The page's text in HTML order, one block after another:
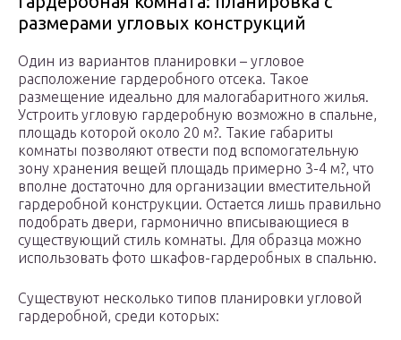
размерами угловых конструкций
Один из вариантов планировки – угловое
расположение гардеробного отсека. Такое
размещение идеально для малогабаритного жилья.
Устроить угловую гардеробную возможно в спальне,
площадь которой около 20 м?. Такие габариты
комнаты позволяют отвести под вспомогательную
зону хранения вещей площадь примерно 3-4 м?, что
вполне достаточно для организации вместительной
гардеробной конструкции. Остается лишь правильно
подобрать двери, гармонично вписывающиеся в
существующий стиль комнаты. Для образца можно
использовать фото шкафов-гардеробных в спальню.
Существуют несколько типов планировки угловой
гардеробной, среди которых: